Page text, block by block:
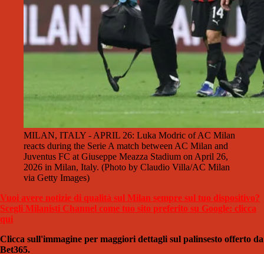
MILAN, ITALY - APRIL 26: Luka Modric of AC Milan
reacts during the Serie A match between AC Milan and
Juventus FC at Giuseppe Meazza Stadium on April 26,
2026 in Milan, Italy. (Photo by Claudio Villa/AC Milan
via Getty Images)
Vuoi avere notizie di qualità sul Milan sempre sul tuo dispositivo?
Scegli Milanisti Channel come tuo sito preferito su Google: clicca
qui
Clicca sull'immagine per maggiori dettagli sul palinsesto offerto da
Bet365.